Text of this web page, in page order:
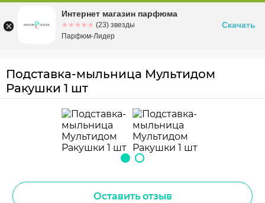
Омскул. Заозерная, 11, к. 1
Подставка-мыльница Мультидом
Ракушки 1 шт
Оставить отзыв
Интернет магазин парфюма
☆☆☆☆☆
★★★★★ (23) звезды
Парфюм-Лидер
Скачать